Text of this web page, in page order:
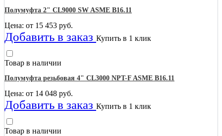
Полумуфта 2" CL9000 SW ASME B16.11
Цена: от 15 453 руб.
Добавить в заказ Купить в 1 клик
Товар в наличии
Полумуфта резьбовая 4" CL3000 NPT-F ASME B16.11
Цена: от 14 048 руб.
Добавить в заказ Купить в 1 клик
Товар в наличии